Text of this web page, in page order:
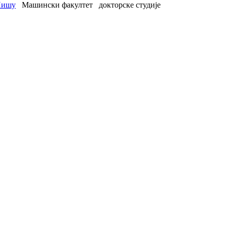
Машински факултет докторске студије